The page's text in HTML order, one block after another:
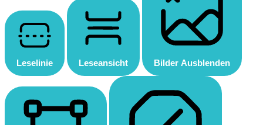
Leselinie Leseansicht Bilder Ausblenden